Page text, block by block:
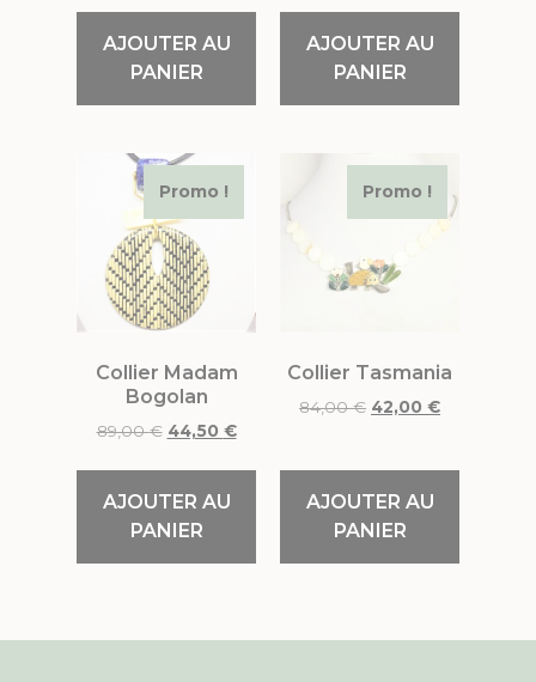
AJOUTER AU
PANIER
AJOUTER AU
PANIER
Promo !
Collier Madam
Bogolan
89,00€ 44,50 €
AJOUTER AU
PANIER
Promo !
Collier Tasmania
84,00€ 42,00 €
AJOUTER AU
PANIER